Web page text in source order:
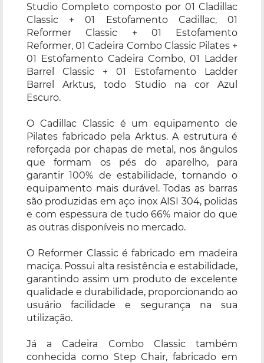
Studio Completo composto por 01 Cladillac
Classic + 01 Estofamento Cadillac, 01
Reformer Classic + 01 Estofamento
Reformer, 01 Cadeira Combo Classic Pilates +
01 Estofamento Cadeira Combo, 01 Ladder
Barrel Classic + 01 Estofamento Ladder
Barrel Arktus, todo Studio na cor Azul
Escuro.
O Cadillac Classic é um equipamento de
Pilates fabricado pela Arktus. A estrutura é
reforçada por chapas de metal, nos ângulos
que formam os pés do aparelho, para
garantir 100% de estabilidade, tornando o
equipamento mais durável. Todas as barras
são produzidas em aço inox AISI 304, polidas
e com espessura de tudo 66% maior do que
as outras disponíveis no mercado.
O Reformer Classic é fabricado em madeira
maciça. Possui alta resistência e estabilidade,
garantindo assim um produto de excelente
qualidade e durabilidade, proporcionando ao
usuário facilidade e segurança na sua
utilização.
Já a Cadeira Combo Classic também
conhecida como Step Chair, fabricado em